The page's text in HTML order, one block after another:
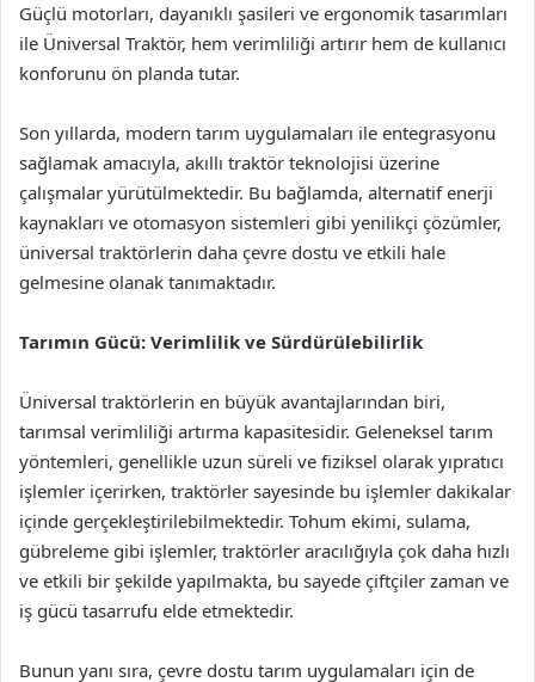
Güçlü motorları, dayanıklı şasileri ve ergonomik tasarımları
ile Üniversal Traktör, hem verimliliği artırır hem de kullanıcı
konforunu ön planda tutar.
Son yıllarda, modern tarım uygulamaları ile entegrasyonu
sağlamak amacıyla, akıllı traktör teknolojisi üzerine
çalışmalar yürütülmektedir. Bu bağlamda, alternatif enerji
kaynakları ve otomasyon sistemleri gibi yenilikçi çözümler,
üniversal traktörlerin daha çevre dostu ve etkili hale
gelmesine olanak tanımaktadır.
Tarımın Gücü: Verimlilik ve Sürdürülebilirlik
Üniversal traktörlerin en büyük avantajlarından biri,
tarımsal verimliliği artırma kapasitesidir. Geleneksel tarım
yöntemleri, genellikle uzun süreli ve fiziksel olarak yıpratıcı
işlemler içerirken, traktörler sayesinde bu işlemler dakikalar
içinde gerçekleştirilebilmektedir. Tohum ekimi, sulama,
gübreleme gibi işlemler, traktörler aracılığıyla çok daha hızlı
ve etkili bir şekilde yapılmakta, bu sayede çiftçiler zaman ve
iş gücü tasarrufu elde etmektedir.
Bunun yanı sıra, çevre dostu tarım uygulamaları için de